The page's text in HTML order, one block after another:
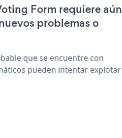
Form requiere aún
problemas o
que se encuentre con
pueden intentar explotar